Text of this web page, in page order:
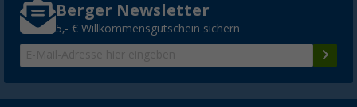
Berger Newsletter
5,- € Willkommensgutschein sichern